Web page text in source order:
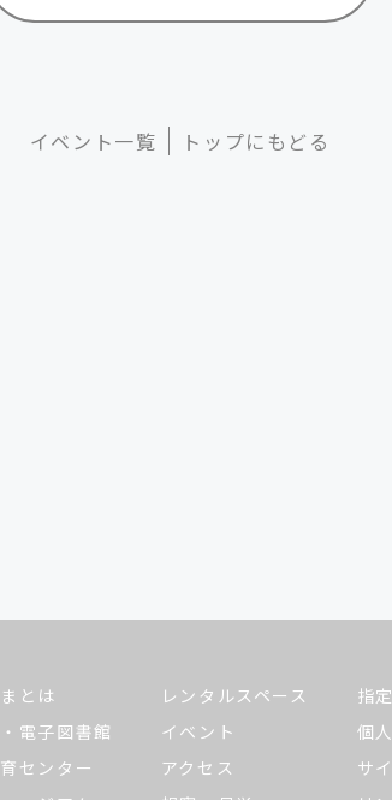
イベント一覧 トップにもどる
とは
電子図書館
センター
レンタルスペース
イベント
アクセス
指
個
サ